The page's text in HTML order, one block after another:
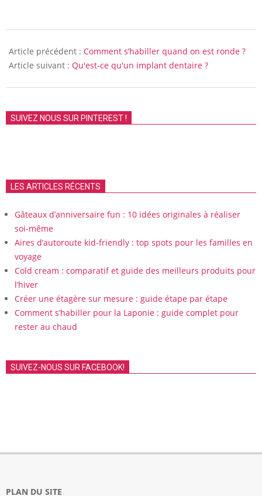
04-
09
Article précédent : Comment s’habiller quand on est ronde ?
Article suivant : Qu'est-ce qu'un implant dentaire ?
SUIVEZ NOUS SUR PINTEREST !
LES ARTICLES RÉCENTS
Gâteaux d’anniversaire fun : 10 idées originales à réaliser
soi-même
Aires d’autoroute kid-friendly : top spots pour les familles en
voyage
Cold cream : comparatif et guide des meilleurs produits pour
l’hiver
Créer une étagère sur mesure : guide étape par étape
Comment s’habiller pour la Laponie : guide complet pour
rester au chaud
SUIVEZ-NOUS SUR FACEBOOK!
PLAN DU SITE